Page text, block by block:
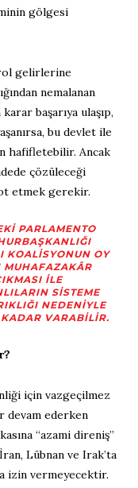
gölgesi
gelirlerine
nemalanan
başarıya ulaşıp,
bu devlet ile
hafifletebilir. Ancak
çözüleceği
etmek gerekir.
PARLAMENTO
KOALISYONUN OY
MUHAFAZAKÂR
ILE
SISTEME
NEDENIYLE
VARABILIR.
için vazgeçilmez
devam ederken
“azami direniş”
Lübnan ve Irak’ta
izin vermeyecektir.